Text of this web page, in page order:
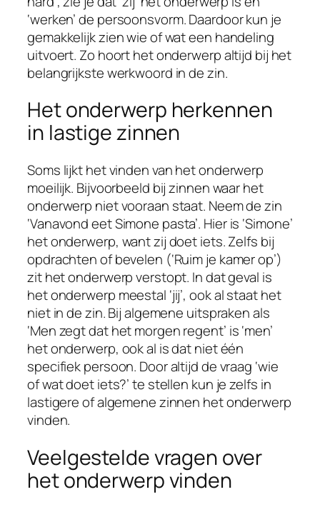
‘werken’ de persoonsvorm. Daardoor kun je
gemakkelijk zien wie of wat een handeling
uitvoert. Zo hoort het onderwerp altijd bij het
belangrijkste werkwoord in de zin.
Het onderwerp herkennen
in lastige zinnen
Soms lijkt het vinden van het onderwerp
moeilijk. Bijvoorbeeld bij zinnen waar het
onderwerp niet vooraan staat. Neem de zin
‘Vanavond eet Simone pasta’. Hier is ‘Simone’
het onderwerp, want zij doet iets. Zelfs bij
opdrachten of bevelen (‘Ruim je kamer op’)
zit het onderwerp verstopt. In dat geval is
het onderwerp meestal ‘jij’, ook al staat het
niet in de zin. Bij algemene uitspraken als
‘Men zegt dat het morgen regent’ is ‘men’
het onderwerp, ook al is dat niet één
specifiek persoon. Door altijd de vraag ‘wie
of wat doet iets?’ te stellen kun je zelfs in
lastigere of algemene zinnen het onderwerp
vinden.
Veelgestelde vragen over
het onderwerp vinden